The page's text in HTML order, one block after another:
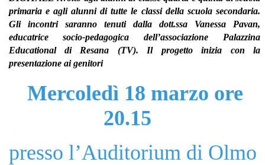
primaria e agli alunni di tutte le classi della scuola secondaria.
Gli incontri saranno tenuti dalla dott.ssa Vanessa Pavan,
educatrice socio-pedagogica dell’associazione Palazzina
Educational di Resana (TV). Il progetto inizia con la
presentazione ai genitori
Mercoledì 18 marzo ore
20.15
presso l’Auditorium di Olmo